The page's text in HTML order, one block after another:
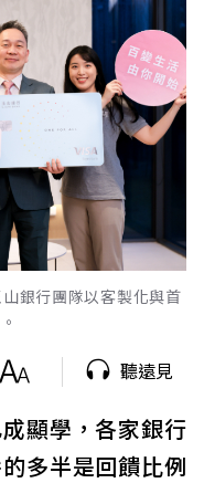
銀行團隊以客製化與首
聽遠見
顯學，各家銀行
多半是回饋比例